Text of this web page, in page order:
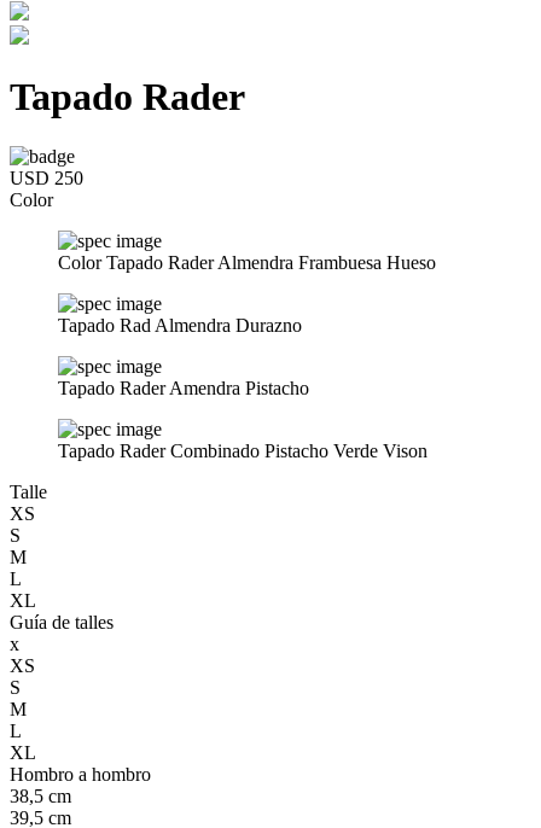
Tapado Rader
USD 250
Color
Color Tapado Rader Almendra Frambuesa Hueso
Tapado Rad Almendra Durazno
Tapado Rader Amendra Pistacho
Tapado Rader Combinado Pistacho Verde Vison
Talle
XS
S
M
L
XL
Guía de talles
x
XS
S
M
L
XL
Hombro a hombro
38,5 cm
39,5 cm